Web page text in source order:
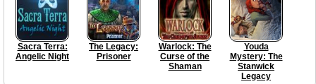
Sacra Terra:
Angelic Night
The Legacy:
Prisoner
Warlock: The
Curse of the
Shaman
Youda
Mystery: The
Stanwick
Legacy